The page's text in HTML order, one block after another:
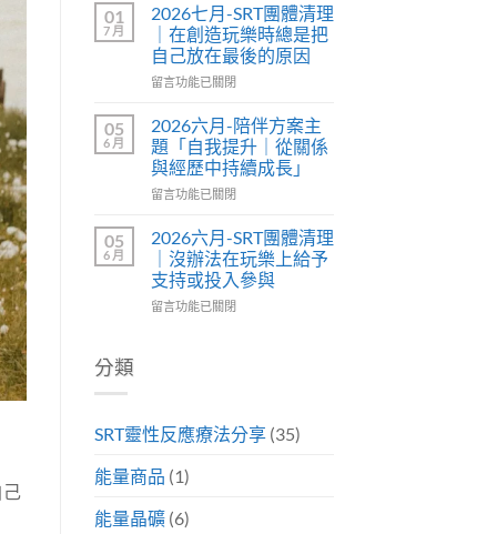
01
7 月
2026七月-SRT團體清理
｜在創造玩樂時總是把
自己放在最後的原因
留言功能已關閉
05
6 月
2026六月-陪伴方案主
題「自我提升｜從關係
與經歷中持續成長」
留言功能已關閉
05
6 月
2026六月-SRT團體清理
｜沒辦法在玩樂上給予
支持或投入參與
留言功能已關閉
分類
SRT靈性反應療法分享(35)
能量商品 (1)
能量晶礦(6)